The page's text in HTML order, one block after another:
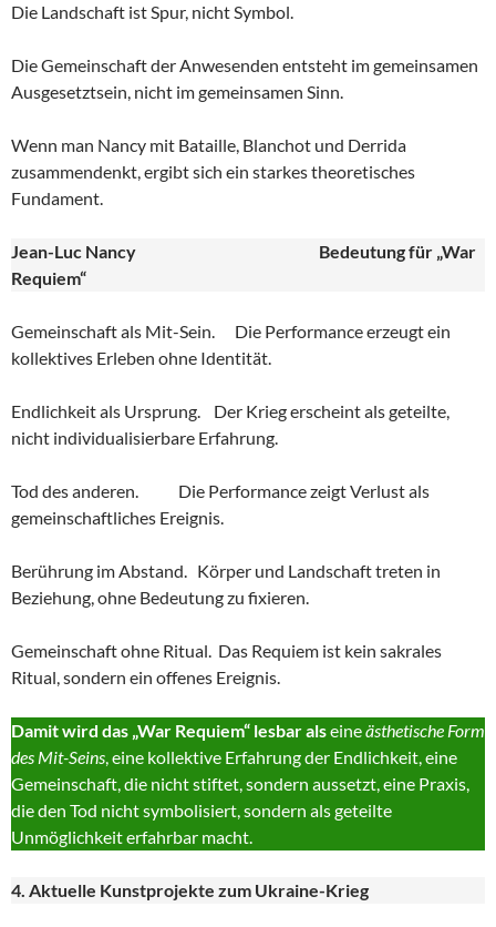
Die Landschaft ist Spur, nicht Symbol.
Die Gemeinschaft der Anwesenden entsteht im gemeinsamen
Ausgesetztsein, nicht im gemeinsamen Sinn.
Wenn man Nancy mit Bataille, Blanchot und Derrida
zusammendenkt, ergibt sich ein starkes theoretisches
Fundament.
Jean-Luc Nancy
Bedeutung für „War
Requiem“
Gemeinschaft als Mit-Sein. Die Performance erzeugt ein
kollektives Erleben ohne Identität.
Endlichkeit als Ursprung. Der Krieg erscheint als geteilte,
nicht individualisierbare Erfahrung.
Tod des anderen. Die Performance zeigt Verlust als
gemeinschaftliches Ereignis.
Berührung im Abstand. Körper und Landschaft treten in
Beziehung, ohne Bedeutung zu fixieren.
Gemeinschaft ohne Ritual. Das Requiem ist kein sakrales
Ritual, sondern ein offenes Ereignis.
Damit wird das „War Requiem“ lesbar alseineästhetische Form
des Mit-Seins, eine kollektive Erfahrung der Endlichkeit, eine
Gemeinschaft, die nicht stiftet, sondern aussetzt, eine Praxis,
die den Tod nicht symbolisiert, sondern als geteilte
Unmöglichkeit erfahrbar macht.
4. Aktuelle Kunstprojekte zum Ukraine-Krieg